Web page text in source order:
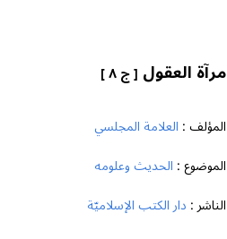
مرآة العقول [ ج ٨ ]
المؤلف : العلامة المجلسي
الموضوع : الحديث وعلومه
الناشر : دار الكتب الإسلاميّة